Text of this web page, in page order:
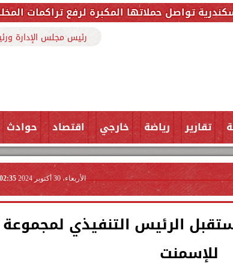
المكبرة لرفع تراكمات المخلفات بشارع ملك حفني وتزيل
رئيس مجلس الإدارة
تقارير رياضة خارجي اقتصاد حوادث
الأربعاء، 30 أكتوبر 2024 02:35
الرئيس التنفيذي لمجموعة
للإسمنت